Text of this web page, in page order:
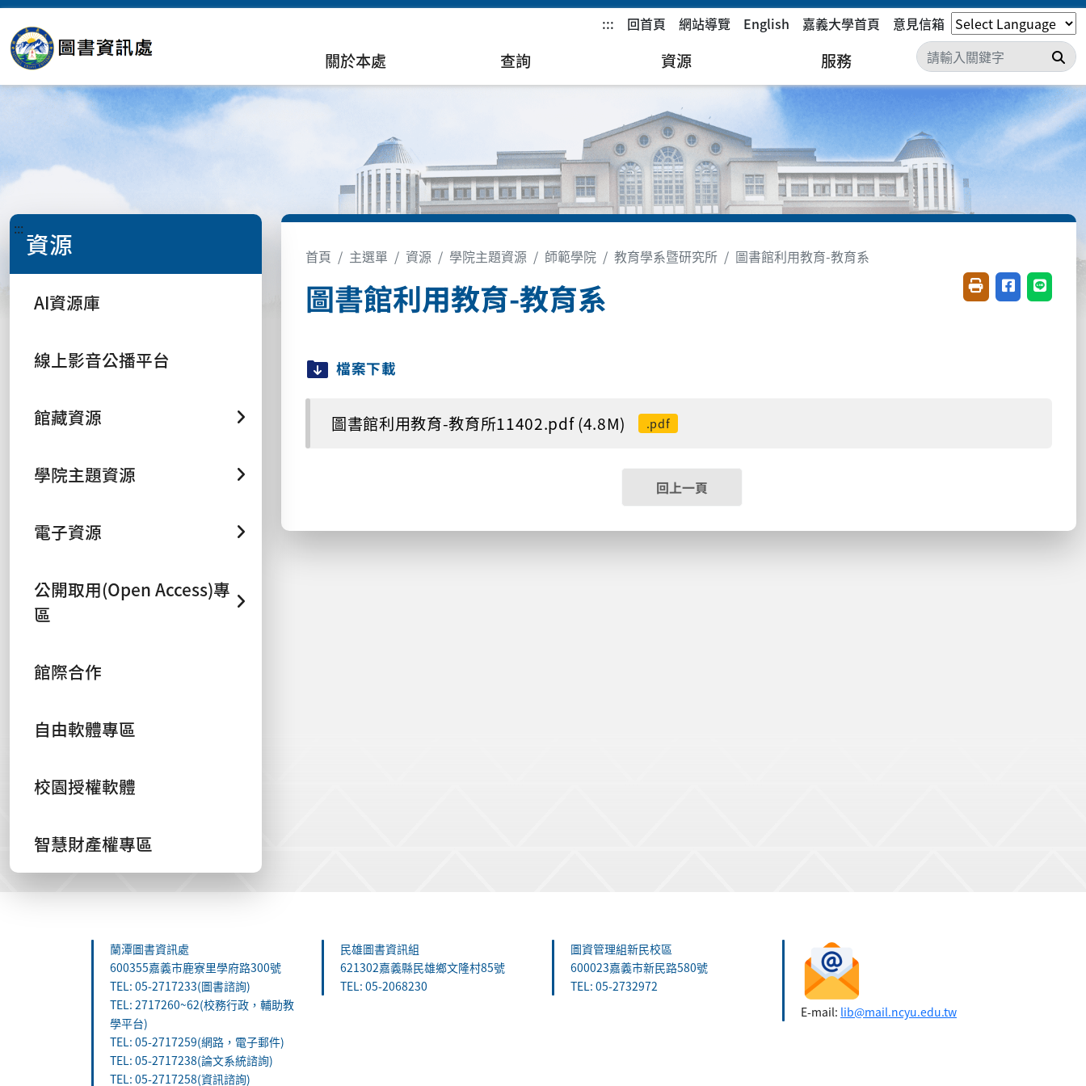
::: 回首頁 網站導覽 English 嘉義大學首頁 意見信箱
關於本處 查詢 資源 服務 搜
::: 資源
AI資源庫
線上影音公播平台
館藏資源
學院主題資源
電子資源
公開取用(Open Access)專
區
館際合作
自由軟體專區
校園授權軟體
智慧財產權專區
首頁 主選單 資源 學院主題資源 師範學院 教育學系暨研究所 圖書館利用教育-教育系
圖書館利用教育-教育系 友善列印(開新視窗)
分享至臉書(
分享至
檔案下載
圖書館利用教育-教育所11402.pdf (4.8M) .pdf
回上一頁
蘭潭圖書資訊處
600355嘉義市鹿寮里學府路300號
TEL: 05-2717233(圖書諮詢)
TEL: 2717260~62(校務行政，輔助教
學平台)
TEL: 05-2717259(網路，電子郵件)
TEL: 05-2717238(論文系統諮詢)
TEL: 05-2717258(資訊諮詢)
民雄圖書資訊組
621302嘉義縣民雄鄉文隆村85號
TEL: 05-2068230
圖資管理組新民校區
600023嘉義市新民路580號
TEL: 05-2732972
E-mail: lib@mail.ncyu.edu.tw